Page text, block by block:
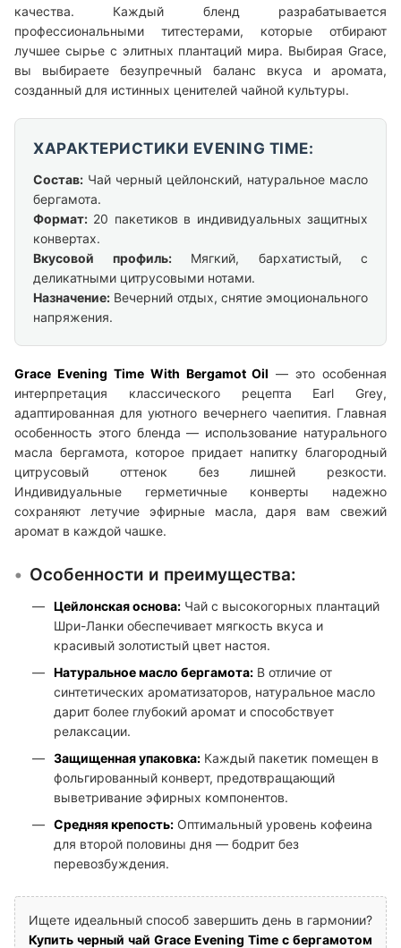
качества. Каждый бленд разрабатывается
профессиональными титестерами, которые отбирают
лучшее сырье с элитных плантаций мира. Выбирая Grace,
вы выбираете безупречный баланс вкуса и аромата,
созданный для истинных ценителей чайной культуры.
ХАРАКТЕРИСТИКИ EVENING TIME:
Состав: Чай черный цейлонский, натуральное масло
бергамота.
Формат: 20 пакетиков в индивидуальных защитных
конвертах.
Вкусовой профиль:Мягкий, бархатистый, с
деликатными цитрусовыми нотами.
Назначение: Вечерний отдых, снятие эмоционального
напряжения.
Grace Evening Time With Bergamot Oil — это особенная
интерпретация классического рецепта Earl Grey,
адаптированная для уютного вечернего чаепития. Главная
особенность этого бленда — использование натурального
масла бергамота, которое придает напитку благородный
цитрусовый оттенок без лишней резкости.
Индивидуальные герметичные конверты надежно
сохраняют летучие эфирные масла, даря вам свежий
аромат в каждой чашке.
Особенности и преимущества:
Цейлонская основа: Чай с высокогорных плантаций
Шри-Ланки обеспечивает мягкость вкуса и
красивый золотистый цвет настоя.
Натуральное масло бергамота: В отличие от
синтетических ароматизаторов, натуральное масло
дарит более глубокий аромат и способствует
релаксации.
Защищенная упаковка: Каждый пакетик помещен в
фольгированный конверт, предотвращающий
выветривание эфирных компонентов.
Средняя крепость: Оптимальный уровень кофеина
для второй половины дня — бодрит без
перевозбуждения.
Ищете идеальный способ завершить день в гармонии?
Купить черный чай Grace Evening Time с бергамотом